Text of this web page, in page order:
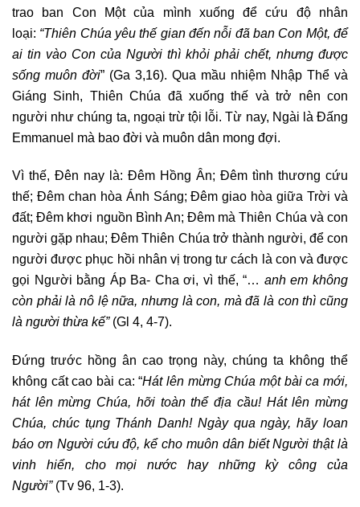
trao ban Con Một của mình xuống để cứu độ nhân
loại: “Thiên Chúa yêu thế gian đến nỗi đã ban Con Một, để
ai tin vào Con của Người thì khỏi phải chết, nhưng được
sống muôn đời” (Ga 3,16). Qua mầu nhiệm Nhập Thể và
Giáng Sinh, Thiên Chúa đã xuống thế và trở nên con
người như chúng ta, ngoại trừ tội lỗi. Từ nay, Ngài là Đấng
Emmanuel mà bao đời và muôn dân mong đợi.
Vì thế, Đên nay là: Đêm Hồng Ân; Đêm tình thương cứu
thế; Đêm chan hòa Ánh Sáng; Đêm giao hòa giữa Trời và
đất; Đêm khơi nguồn Bình An; Đêm mà Thiên Chúa và con
người gặp nhau; Đêm Thiên Chúa trở thành người, để con
người được phục hồi nhân vị trong tư cách là con và được
gọi Người bằng Áp Ba- Cha ơi, vì thế, “… anh em không
còn phải là nô lệ nữa, nhưng là con, mà đã là con thì cũng
là người thừa kế”(Gl 4, 4-7).
Đứng trước hồng ân cao trọng này, chúng ta không thể
không cất cao bài ca: “Hát lên mừng Chúa một bài ca mới,
hát lên mừng Chúa, hỡi toàn thể địa cầu! Hát lên mừng
Chúa, chúc tụng Thánh Danh! Ngày qua ngày, hãy loan
báo ơn Người cứu độ, kể cho muôn dân biết Người thật là
vinh hiển, cho mọi nước hay những kỳ công của
Người”(Tv 96, 1-3).